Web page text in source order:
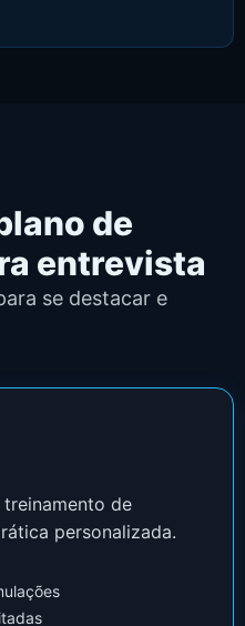
de
entrevista
se destacar e
de
personalizada.